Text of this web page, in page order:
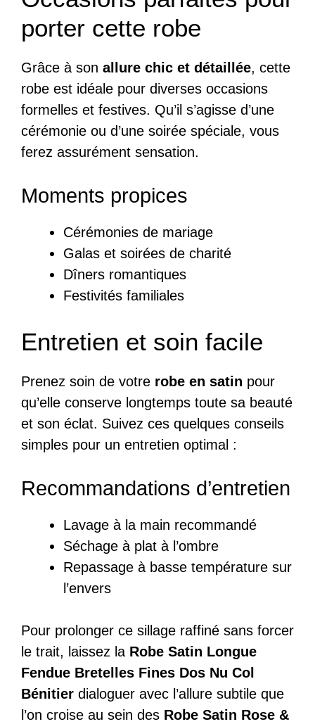
porter cette robe
Grâce à son allure chic et détaillée, cette
robe est idéale pour diverses occasions
formelles et festives. Qu’il s’agisse d’une
cérémonie ou d’une soirée spéciale, vous
ferez assurément sensation.
Moments propices
Cérémonies de mariage
Galas et soirées de charité
Dîners romantiques
Festivités familiales
Entretien et soin facile
Prenez soin de votre robe en satin pour
qu’elle conserve longtemps toute sa beauté
et son éclat. Suivez ces quelques conseils
simples pour un entretien optimal :
Recommandations d’entretien
Lavage à la main recommandé
Séchage à plat à l’ombre
Repassage à basse température sur
l’envers
Pour prolonger ce sillage raffiné sans forcer
le trait, laissez la Robe Satin Longue
Fendue Bretelles Fines Dos Nu Col
Bénitier dialoguer avec l’allure subtile que
l’on croise au sein des Robe Satin Rose &